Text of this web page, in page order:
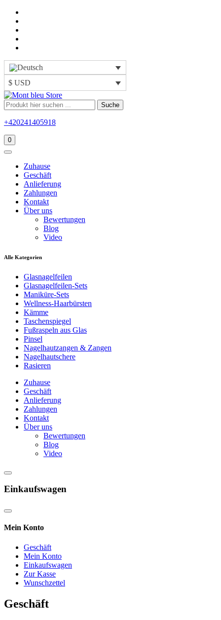
$ USD
Suche
+420241405918
0
Zuhause
Geschäft
Anlieferung
Zahlungen
Kontakt
Über uns
Bewertungen
Blog
Video
Alle Kategorien
Glasnagelfeilen
Glasnagelfeilen-Sets
Maniküre-Sets
Wellness-Haarbürsten
Kämme
Taschenspiegel
Fußraspeln aus Glas
Pinsel
Nagelhautzangen & Zangen
Nagelhautschere
Rasieren
Zuhause
Geschäft
Anlieferung
Zahlungen
Kontakt
Über uns
Bewertungen
Blog
Video
Einkaufswagen
Mein Konto
Geschäft
Mein Konto
Einkaufswagen
Zur Kasse
Wunschzettel
Geschäft